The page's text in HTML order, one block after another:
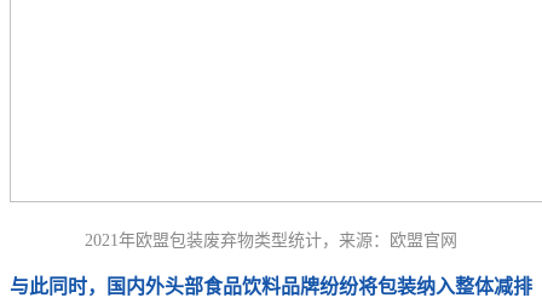
2021年欧盟包装废弃物类型统计，来源：欧盟官网
与此同时，国内外头部食品饮料品牌纷纷将包装纳入整体减排